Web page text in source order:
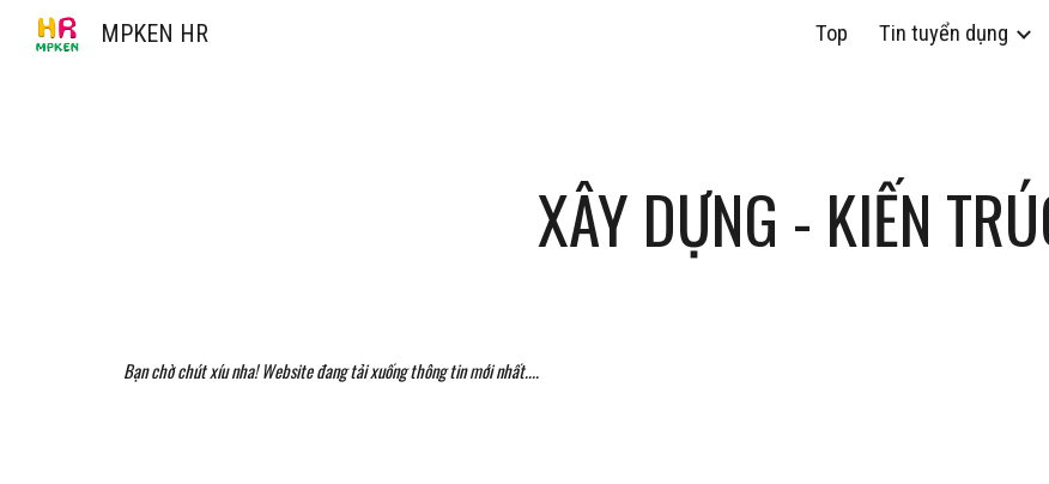
Skip to
MPKEN HR Top Tin tuyển dụng
XÂY DỰNG - KIẾN
Bạn chờ chút xíu nha! Website đang tải xuống thông tin mới nhất....